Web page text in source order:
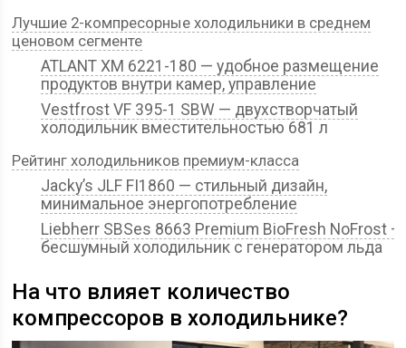
Лучшие 2-компресорные холодильники в среднем
ценовом сегменте
ATLANT ХМ 6221-180 — удобное размещение
продуктов внутри камер, управление
Vestfrost VF 395-1 SBW — двухстворчатый
холодильник вместительностью 681 л
Рейтинг холодильников премиум-класса
Jacky’s JLF FI1860 — стильный дизайн,
минимальное энергопотребление
Liebherr SBSes 8663 Premium BioFresh NoFrost —
бесшумный холодильник с генератором льда
На что влияет количество
компрессоров в холодильнике?